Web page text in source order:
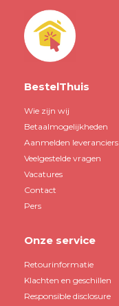
BestelThuis
Wie zijn wij
Betaalmogelijkheden
Aanmelden leveranciers
Veelgestelde vragen
Vacatures
Contact
Pers
Onze service
Retourinformatie
Klachten en geschillen
Responsible disclosure